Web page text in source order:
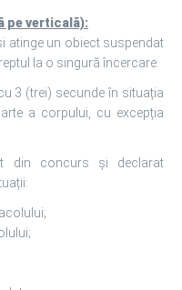
pe verticală):
atinge un obiect suspendat
la o singură încercare.
3 (trei) secunde în situația
a corpului, cu excepția
din concurs și declarat